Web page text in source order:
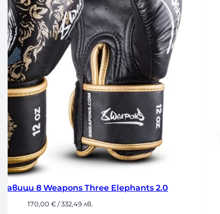
Ръкавици Amila Forte
40,00€/ 78,23 лв.